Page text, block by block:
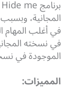
المجانية،
في نسخته
الموجودة في
المميزات: